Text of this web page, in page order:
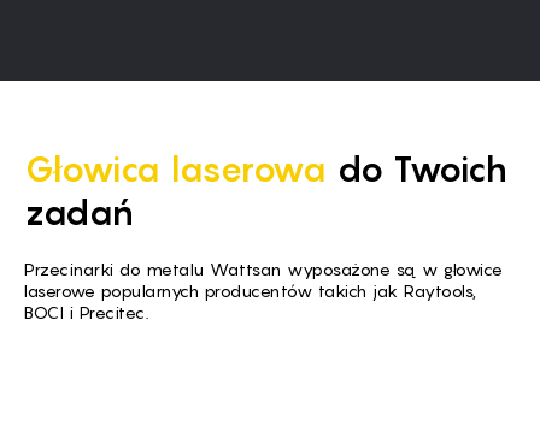
Głowica laserowa do Twoich
zadań
Przecinarki do metalu Wattsan wyposażone są w głowice
laserowe popularnych producentów takich jak Raytools,
BOCI i Precitec.